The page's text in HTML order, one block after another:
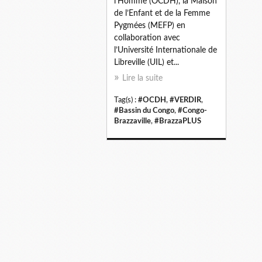
de l’Enfant et de la Femme
Pygmées (MEFP) en
collaboration avec
l’Université Internationale de
Libreville (UIL) et...
Lire la suite
Tag(s) : #OCDH, #VERDIR,
#Bassin du Congo, #Congo-
Brazzaville, #BrazzaPLUS